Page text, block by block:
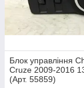
Блок управління
Cruze 2009-2016
(Арт. 55859)